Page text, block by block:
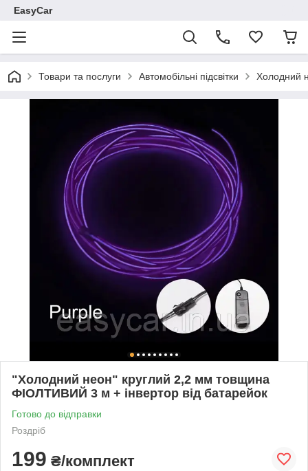
EasyCar
Товари та послуги Автомобільні підсвітки Холодний
"Холодний неон" круглий 2,2 мм товщина
ФІОЛТИВИЙ 3 м + інвертор від батарейок
Готово до відправки
Роздріб
199 ₴/комплект